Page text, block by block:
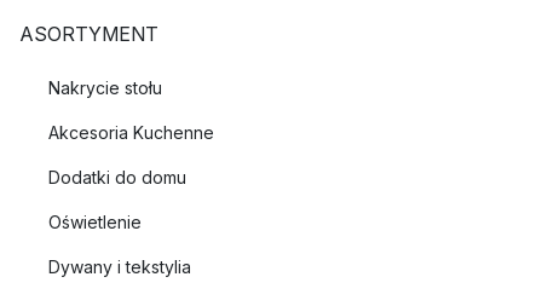
ASORTYMENT
Nakrycie stołu
Akcesoria Kuchenne
Dodatki do domu
Oświetlenie
Dywany i tekstylia